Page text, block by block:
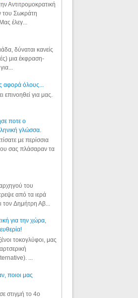
Αντιτρομοκρατική
του Σωκράτη
έλεγ...
δύναται κανείς
μια έκφραση-
αφορά όλους...
επινοηθεί για μας.
ποτε ο
γλώσσα.
με περίσσια
σας πλάσαραν τα
του
από τα ιερά
τον Δημήτρη Αβ...
για την χώρα,
τοκογλύφοι, μας
...
ποιοι μας
στιγμή το 4ο